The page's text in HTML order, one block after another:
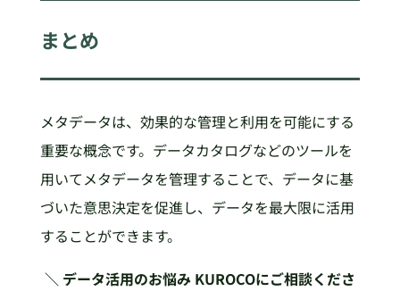
まとめ
メタデータは、効果的な管理と利用を可能にする
重要な概念です。データカタログなどのツールを
用いてメタデータを管理することで、データに基
づいた意思決定を促進し、データを最大限に活用
することができます。
＼ データ活用のお悩み KUROCOにご相談くださ